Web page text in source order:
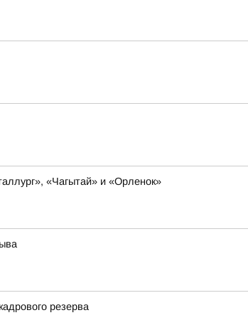
«Чагытай» и «Орленок»
резерва